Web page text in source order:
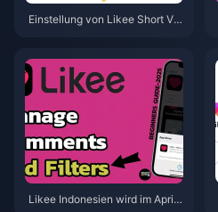
Einstellung von Likee Short Vid
e
Likee Indonesien wird im April